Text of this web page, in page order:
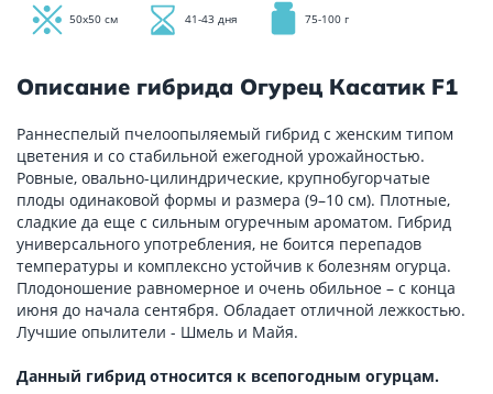
50х50 см 41-43 дня 75-100 г
Описание гибрида Огурец Касатик F1
Раннеспелый пчелоопыляемый гибрид с женским типом
цветения и со стабильной ежегодной урожайностью.
Ровные, овально-цилиндрические, крупнобугорчатые
плоды одинаковой формы и размера (9–10 см). Плотные,
сладкие да еще с сильным огуречным ароматом. Гибрид
универсального употребления, не боится перепадов
температуры и комплексно устойчив к болезням огурца.
Плодоношение равномерное и очень обильное – с конца
июня до начала сентября. Обладает отличной лежкостью.
Лучшие опылители - Шмель и Майя.
Данный гибрид относится к всепогодным огурцам.